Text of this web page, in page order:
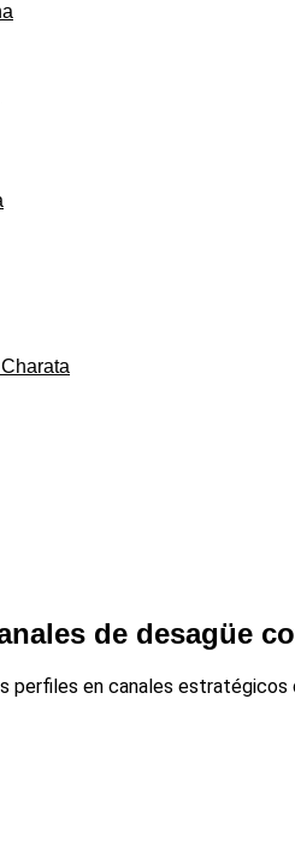
de desagüe
en canales